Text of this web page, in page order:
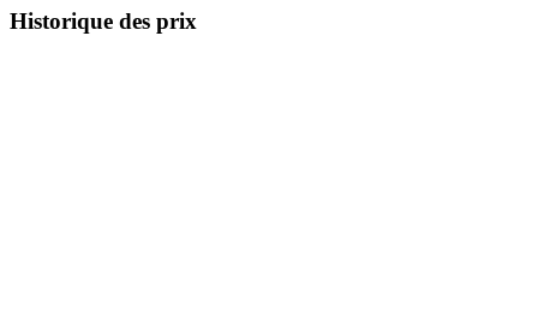
Historique des prix